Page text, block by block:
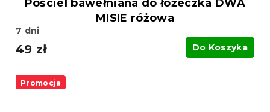
Pościel bawełniana do łóżeczka DWA
MISIE różowa
7 dni
49 zł Do Koszyka
Promocja